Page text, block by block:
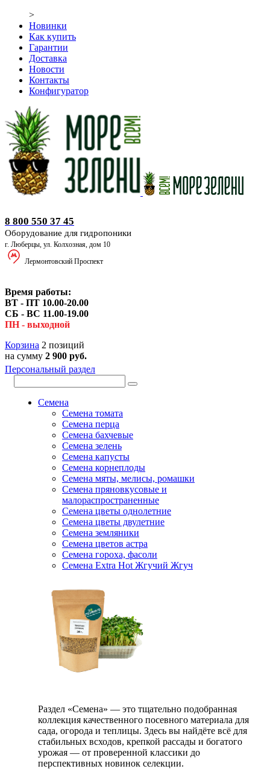
>
Новинки
Как купить
Гарантии
Доставка
Новости
Контакты
Конфигуратор
8 800 550 37 45
Оборудование для гидропоники
г. Люберцы, ул. Колхозная, дом 10
Лермонтовский Проспект
Время работы:
ВТ - ПТ 10.00-20.00
СБ - ВС 11.00-19.00
ПН - выходной
Корзина 2 позиций
на сумму 2 900 руб.
Персональный раздел
Семена
Семена томата
Семена перца
Семена бахчевые
Семена зелень
Семена капусты
Семена корнеплоды
Семена мяты, мелисы, ромашки
Семена пряновкусовые и
малораспространенные
Семена цветы однолетние
Семена цветы двулетние
Семена земляники
Семена цветов астра
Семена гороха, фасоли
Семена Extra Hot Жгучий Жгуч
Раздел «Семена» — это тщательно подобранная
коллекция качественного посевного материала для
сада, огорода и теплицы. Здесь вы найдёте всё для
стабильных всходов, крепкой рассады и богатого
урожая — от проверенной классики до
перспективных новинок селекции.